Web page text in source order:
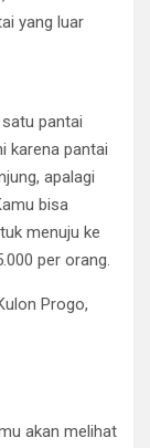
yang luar
pantai
karena pantai
apalagi
bisa
menuju ke
per orang.
Progo,
akan melihat